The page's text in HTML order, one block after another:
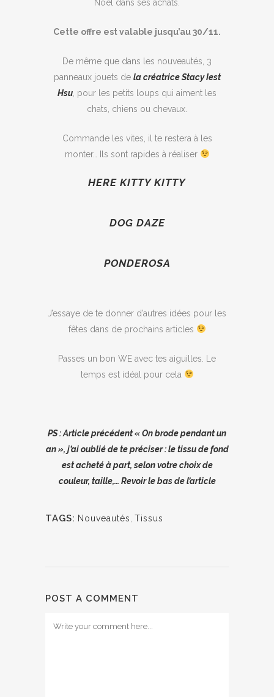
Noël dans ses achats.
Cette offre est valable jusqu’au 30/11.
De même que dans les nouveautés, 3
panneaux jouets de la créatrice Stacy Iest
Hsu , pour les petits loups qui aiment les
chats, chiens ou chevaux.
Commande les vites, il te restera à les
monter… Ils sont rapides à réaliser
HERE KITTY KITTY
DOG DAZE
PONDEROSA
J’essaye de te donner d’autres idées pour les
fêtes dans de prochains articles
Passes un bon WE avec tes aiguilles. Le
temps est idéal pour cela
PS : Article précédent « On brode pendant un
an », j’ai oublié de te préciser : le tissu de fond
est acheté à part, selon votre choix de
couleur, taille,… Revoir le bas de l’article
TAGS: Nouveautés Tissus
POST A COMMENT